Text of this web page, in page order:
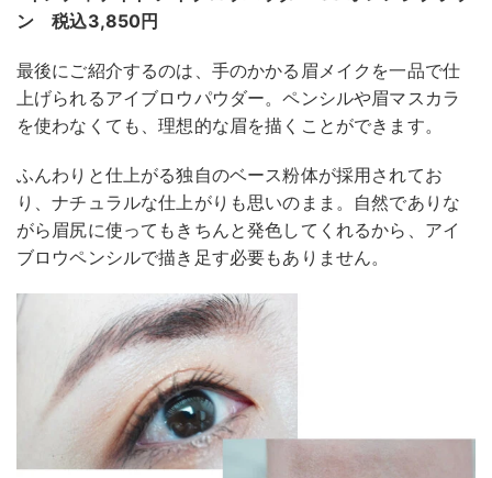
ン 税込3,850円
最後にご紹介するのは、手のかかる眉メイクを一品で仕
上げられるアイブロウパウダー。ペンシルや眉マスカラ
を使わなくても、理想的な眉を描くことができます。
ふんわりと仕上がる独自のベース粉体が採用されてお
り、ナチュラルな仕上がりも思いのまま。自然でありな
がら眉尻に使ってもきちんと発色してくれるから、アイ
ブロウペンシルで描き足す必要もありません。